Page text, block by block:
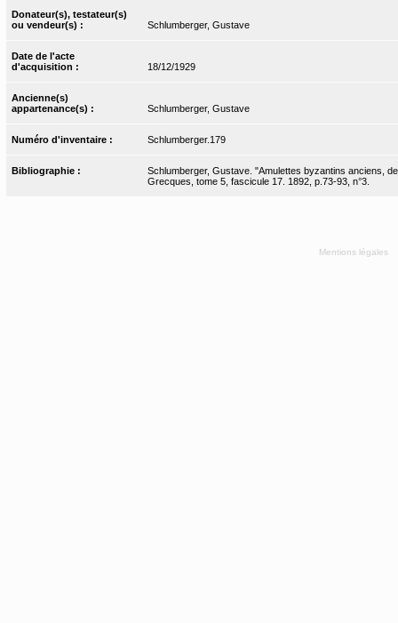
Donateur(s), testateur(s)
ou vendeur(s) :
Schlumberger, Gustave
Date de l'acte
d'acquisition :
18/12/1929
Ancienne(s)
appartenance(s) :
Schlumberger, Gustave
Numéro d'inventaire : Schlumberger.179
Bibliographie :
Schlumberger, Gustave. "Amulettes byzantins anciens,
Grecques, tome 5, fascicule 17. 1892, p.73-93, n°3.
Mentions légales